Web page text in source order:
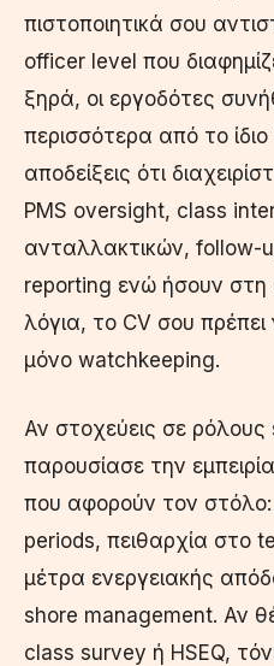
πιστοποιητικά σου
officer level που
ξηρά, οι εργοδότες
περισσότερα από το
αποδείξεις ότι
PMS oversight, class
ανταλλακτικών, follow-
reporting ενώ ήσουν
λόγια, το CV σου πρέπει
μόνο watchkeeping.
Αν στοχεύεις σε
παρουσίασε την
που αφορούν τον
periods, πειθαρχία στο
μέτρα ενεργειακής
shore management. Αν
class survey ή HSEQ,